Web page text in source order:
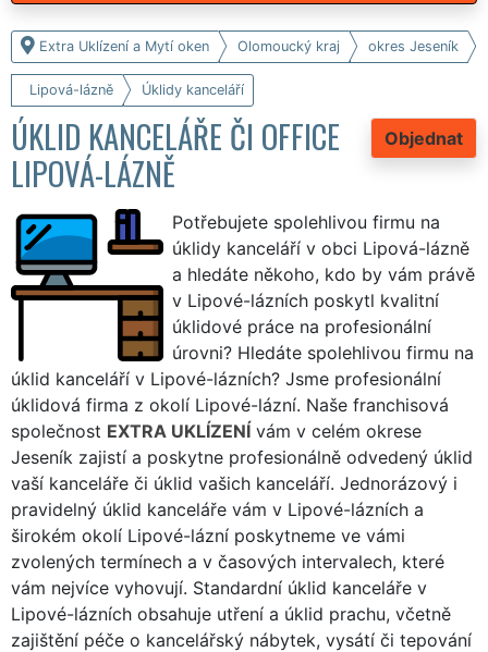
Extra Uklízení a Mytí oken Olomoucký kraj okres Jeseník
Lipová-lázně Úklidy kanceláří
Objednat
ÚKLID KANCELÁŘE ČI OFFICE
LIPOVÁ-LÁZNĚ
Potřebujete spolehlivou firmu na
úklidy kanceláří v obci Lipová-lázně
a hledáte někoho, kdo by vám právě
v Lipové-lázních poskytl kvalitní
úklidové práce na profesionální
úrovni? Hledáte spolehlivou firmu na
úklid kanceláří v Lipové-lázních? Jsme profesionální
úklidová firma z okolí Lipové-lázní. Naše franchisová
společnost EXTRA UKLÍZENÍ vám v celém okrese
Jeseník zajistí a poskytne profesionálně odvedený úklid
vaší kanceláře či úklid vašich kanceláří. Jednorázový i
pravidelný úklid kanceláře vám v Lipové-lázních a
širokém okolí Lipové-lázní poskytneme ve vámi
zvolených termínech a v časových intervalech, které
vám nejvíce vyhovují. Standardní úklid kanceláře v
Lipové-lázních obsahuje utření a úklid prachu, včetně
zajištění péče o kancelářský nábytek, vysátí či tepování